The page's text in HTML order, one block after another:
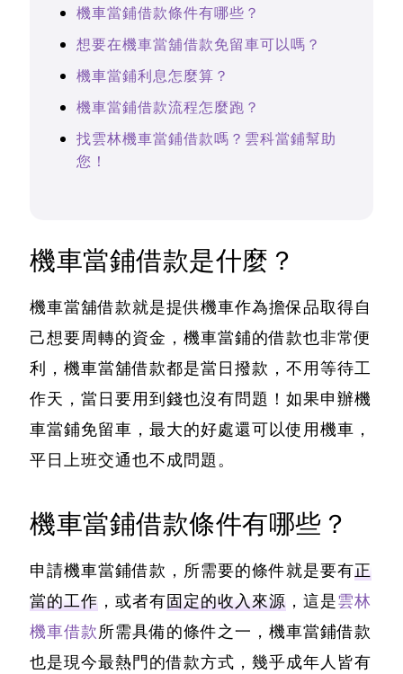
機車當鋪借款條件有哪些？
想要在機車當舖借款免留車可以嗎？
機車當鋪利息怎麼算？
機車當鋪借款流程怎麼跑？
找雲林機車當鋪借款嗎？雲科當鋪幫助
您！
機車當鋪借款是什麼？
機車當舖借款就是提供機車作為擔保品取得自
己想要周轉的資金 ，機車當鋪的借款也非常便
利，機車當舖借款都是當日撥款，不用等待工
作天，當日要用到錢也沒有問題！如果申辦機
車當鋪免留車，最大的好處還可以使用機車，
平日上班交通也不成問題。
機車當鋪借款條件有哪些？
申請機車當鋪借款，所需要的條件就是要有正
當的工作 ，或者有固定的收入來源 ，這是雲林
機車借款所需具備的條件之一，機車當鋪借款
也是現今最熱門的借款方式，幾乎成年人皆有